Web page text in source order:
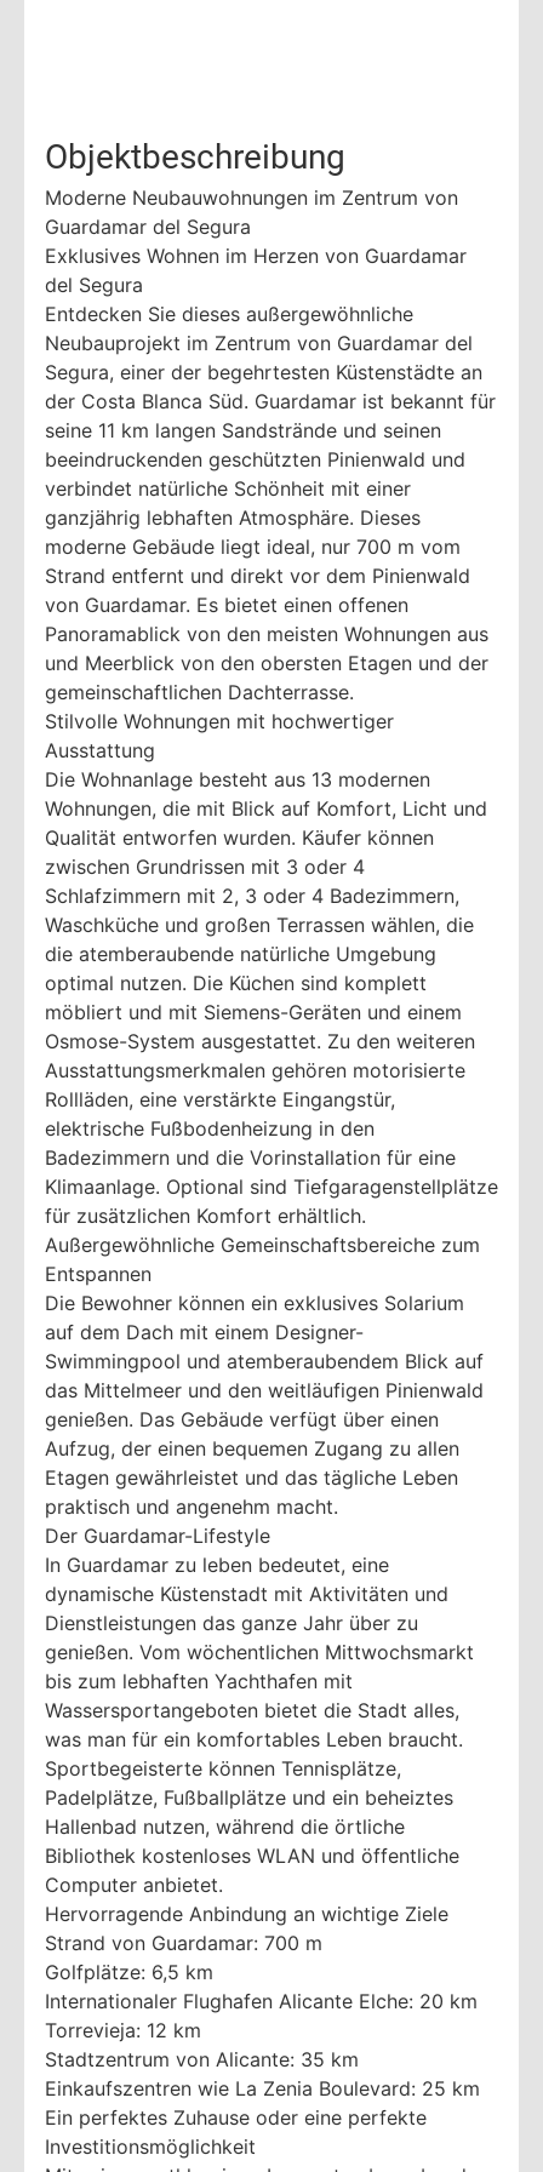
Objektbeschreibung
Moderne Neubauwohnungen im Zentrum von
Guardamar del Segura
Exklusives Wohnen im Herzen von Guardamar
del Segura
Entdecken Sie dieses außergewöhnliche
Neubauprojekt im Zentrum von Guardamar del
Segura, einer der begehrtesten Küstenstädte an
der Costa Blanca Süd. Guardamar ist bekannt für
seine 11 km langen Sandstrände und seinen
beeindruckenden geschützten Pinienwald und
verbindet natürliche Schönheit mit einer
ganzjährig lebhaften Atmosphäre. Dieses
moderne Gebäude liegt ideal, nur 700 m vom
Strand entfernt und direkt vor dem Pinienwald
von Guardamar. Es bietet einen offenen
Panoramablick von den meisten Wohnungen aus
und Meerblick von den obersten Etagen und der
gemeinschaftlichen Dachterrasse.
Stilvolle Wohnungen mit hochwertiger
Ausstattung
Die Wohnanlage besteht aus 13 modernen
Wohnungen, die mit Blick auf Komfort, Licht und
Qualität entworfen wurden. Käufer können
zwischen Grundrissen mit 3 oder 4
Schlafzimmern mit 2, 3 oder 4 Badezimmern,
Waschküche und großen Terrassen wählen, die
die atemberaubende natürliche Umgebung
optimal nutzen. Die Küchen sind komplett
möbliert und mit Siemens-Geräten und einem
Osmose-System ausgestattet. Zu den weiteren
Ausstattungsmerkmalen gehören motorisierte
Rollläden, eine verstärkte Eingangstür,
elektrische Fußbodenheizung in den
Badezimmern und die Vorinstallation für eine
Klimaanlage. Optional sind Tiefgaragenstellplätze
für zusätzlichen Komfort erhältlich.
Außergewöhnliche Gemeinschaftsbereiche zum
Entspannen
Die Bewohner können ein exklusives Solarium
auf dem Dach mit einem Designer-
Swimmingpool und atemberaubendem Blick auf
das Mittelmeer und den weitläufigen Pinienwald
genießen. Das Gebäude verfügt über einen
Aufzug, der einen bequemen Zugang zu allen
Etagen gewährleistet und das tägliche Leben
praktisch und angenehm macht.
Der Guardamar-Lifestyle
In Guardamar zu leben bedeutet, eine
dynamische Küstenstadt mit Aktivitäten und
Dienstleistungen das ganze Jahr über zu
genießen. Vom wöchentlichen Mittwochsmarkt
bis zum lebhaften Yachthafen mit
Wassersportangeboten bietet die Stadt alles,
was man für ein komfortables Leben braucht.
Sportbegeisterte können Tennisplätze,
Padelplätze, Fußballplätze und ein beheiztes
Hallenbad nutzen, während die örtliche
Bibliothek kostenloses WLAN und öffentliche
Computer anbietet.
Hervorragende Anbindung an wichtige Ziele
Strand von Guardamar: 700 m
Golfplätze: 6,5 km
Internationaler Flughafen Alicante Elche: 20 km
Torrevieja: 12 km
Stadtzentrum von Alicante: 35 km
Einkaufszentren wie La Zenia Boulevard: 25 km
Ein perfektes Zuhause oder eine perfekte
Investitionsmöglichkeit